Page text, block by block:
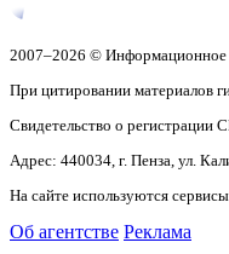
2007–2026 © Информационное
При цитировании материалов
Свидетельство о
Адрес: 440034, г. Пенза, ул.
На сайте используются
Об агентстве Реклама